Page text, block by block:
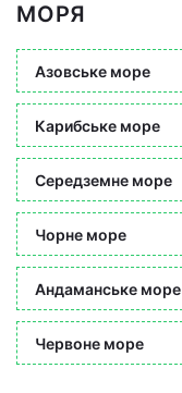
МОРЯ
Азовське море
Карибське море
Середземне море
Чорне море
Андаманське море
Червоне море